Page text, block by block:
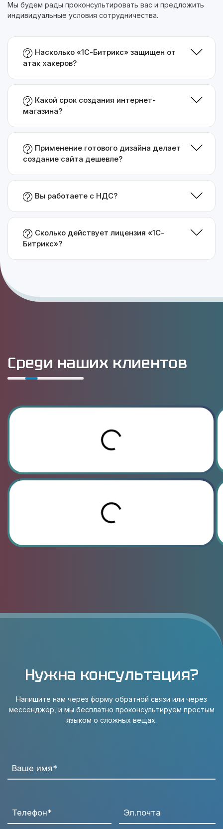
Мы будем рады проконсультировать вас и предложить
индивидуальные условия сотрудничества.
Насколько «1С-Битрикс» защищен от
атак хакеров?
Какой срок создания интернет-
магазина?
Применение готового дизайна делает
создание сайта дешевле?
Вы работаете с НДС?
Сколько действует лицензия «1С-
Битрикс»?
Среди наших клиентов
Нужна консультация?
Напишите нам через форму обратной связи или через
мессенджер, и мы бесплатно проконсультируем простым
языком о сложных вещах.
Ваше имя*
Телефон* Эл.почта